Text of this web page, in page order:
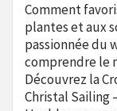
Comment
plantes et aux
passionnée du
comprendre le
Découvrez la
Christal Sailing